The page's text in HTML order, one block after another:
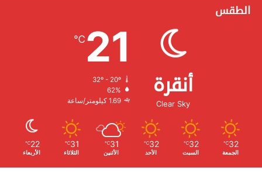
الطقس
أنقرة
Clear Sky
21
℃
32º - 20º
الرطوبة:
الرياح:1.69 كيلومتر/ساعة
32
℃
الجمعة
32
℃
السبت
32
℃
الأحد
31
℃
الأثنين
31
℃
الثلاثاء
22
℃
الأربعاء